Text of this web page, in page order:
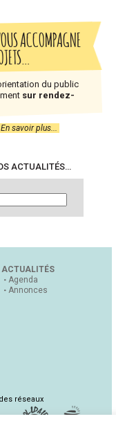
ACCOMPAGNE
du public
sur rendez-
En savoir plus...
ACTUALITÉS…
ACTUALITÉS
Agenda
Annonces
réseaux